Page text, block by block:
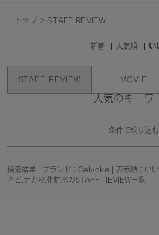
トップ > STAFF REVIEW
新着 人気順 い
STAFF REVIEW MOVIE
人気のキーワ
条件で絞り込む
検索結果 | ブランド：Celvoke | 表示順：いい
キビ,テカり,化粧水のSTAFF REVIEW一覧